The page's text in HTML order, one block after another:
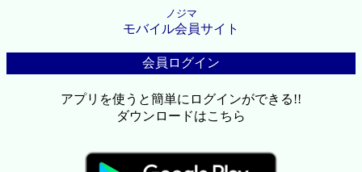
ノジマ
モバイル会員サイト
会員ログイン
アプリを使うと簡単にログインができる!!
ダウンロードはこちら